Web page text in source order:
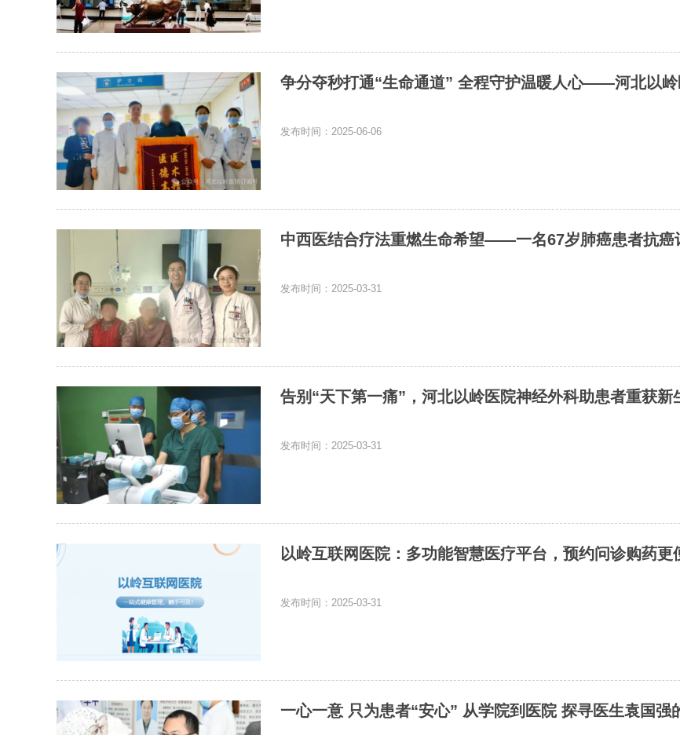
争分夺秒打通“生命通道” 全程守护温暖人心——河北以
发布时间：2025-06-06
中西医结合疗法重燃生命希望——一名67岁肺癌患者抗癌
发布时间：2025-03-31
告别“天下第一痛”，河北以岭医院神经外科助患者重获新
发布时间：2025-03-31
以岭互联网医院：多功能智慧医疗平台，预约问诊购药更
发布时间：2025-03-31
一心一意 只为患者“安心” 从学院到医院 探寻医生袁国强